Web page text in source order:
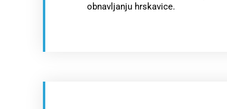
obnavljanju hrskavice.